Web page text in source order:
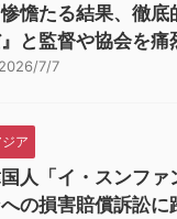
惨憺たる結果、徹
と監督や協会を痛
2026/7/7
ジア
人「イ・スンファ
の損害賠償訴訟